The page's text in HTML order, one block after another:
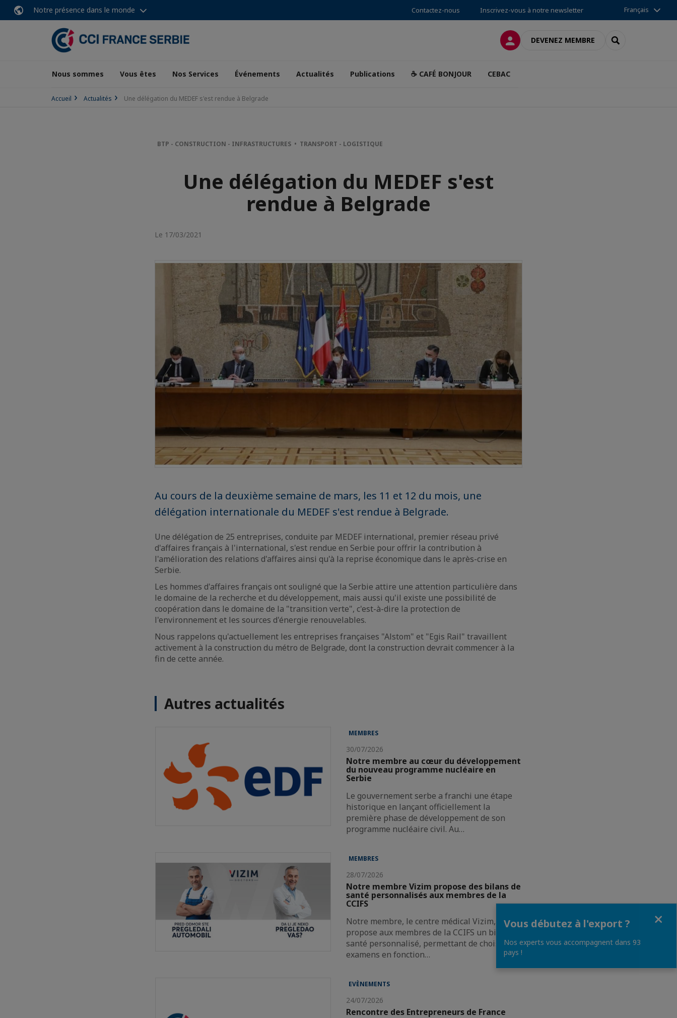
Notre présence dans le monde Contactez-nous Inscrivez-vous à notre newsletter Français
CONNEXIONDEVENEZ MEMBRE RECHERCHER
Nous sommes Vous êtes Nos Services Événements Actualités Publications ☕ CAFÉ BONJOUR CEBAC
Accueil Actualités Une délégation du MEDEF s'est rendue à Belgrade
BTP - CONSTRUCTION - INFRASTRUCTURES • TRANSPORT - LOGISTIQUE
Une délégation du MEDEF s'est
rendue à Belgrade
Le 17/03/2021
Au cours de la deuxième semaine de mars, les 11 et 12 du mois, une
délégation internationale du MEDEF s'est rendue à Belgrade.
Une délégation de 25 entreprises, conduite par MEDEF international, premier réseau privé
d'affaires français à l'international, s'est rendue en Serbie pour offrir la contribution à
l'amélioration des relations d'affaires ainsi qu'à la reprise économique dans le après-crise en
Serbie.
Les hommes d'affaires français ont souligné que la Serbie attire une attention particulière dans
le domaine de la recherche et du développement, mais aussi qu'il existe une possibilité de
coopération dans le domaine de la "transition verte", c'est-à-dire la protection de
l'environnement et les sources d'énergie renouvelables.
Nous rappelons qu'actuellement les entreprises françaises "Alstom" et "Egis Rail" travaillent
activement à la construction du métro de Belgrade, dont la construction devrait commencer à la
fin de cette année.
Autres actualités
MEMBRES
30/07/2026
Notre membre au cœur du développement
du nouveau programme nucléaire en
Serbie
Le gouvernement serbe a franchi une étape
historique en lançant officiellement la
première phase de développement de son
programme nucléaire civil. Au…
MEMBRES
28/07/2026
Notre membre Vizim propose des bilans de
santé personnalisés aux membres de la
CCIFS
Notre membre, le centre médical Vizim,
propose aux membres de la CCIFS un bilan de
santé personnalisé, permettant de choisir les
examens en fonction…
EVÈNEMENTS
24/07/2026
Rencontre des Entrepreneurs de France
Vous débutez à l'export ?
Nos experts vous accompagnent dans 93
pays !